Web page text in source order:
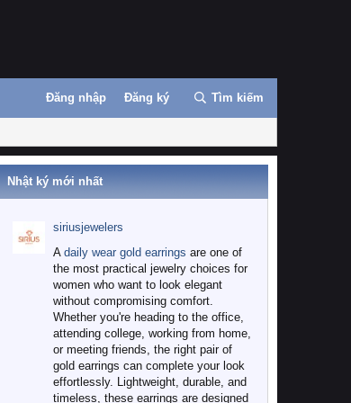
Đăng nhập Đăng ký Tìm kiếm
Nhật ký mới nhất
siriusjewelers
A daily wear gold earrings are one of
the most practical jewelry choices for
women who want to look elegant
without compromising comfort.
Whether you're heading to the office,
attending college, working from home,
or meeting friends, the right pair of
gold earrings can complete your look
effortlessly. Lightweight, durable, and
timeless, these earrings are designed